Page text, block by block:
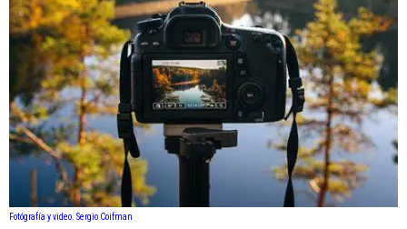
Fotógrafía y video. Sergio Coifman